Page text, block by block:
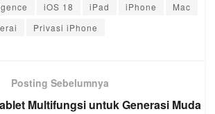
iOS 18 iPad iPhone
Mac
Privasi iPhone
Posting Sebelumnya
Multifungsi untuk Generasi Muda